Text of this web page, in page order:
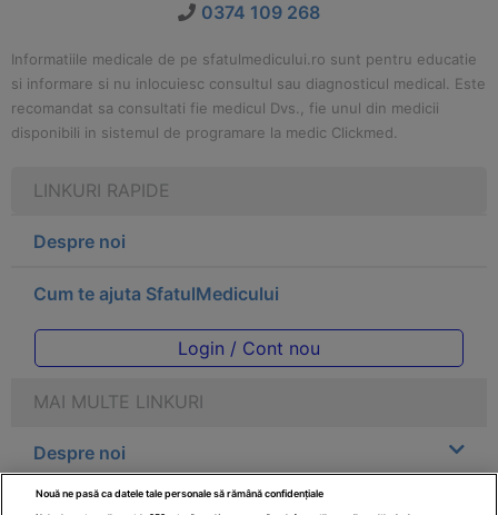
0374 109 268
Informatiile medicale de pe sfatulmedicului.ro sunt pentru educatie
si informare si nu inlocuiesc consultul sau diagnosticul medical. Este
recomandat sa consultati fie medicul Dvs., fie unul din medicii
disponibili in sistemul de programare la medic Clickmed.
LINKURI RAPIDE
Despre noi
Cum te ajuta SfatulMedicului
Login / Cont nou
MAI MULTE LINKURI
Despre noi
Legal
Nouă ne pasă ca datele tale personale să rămână confidențiale